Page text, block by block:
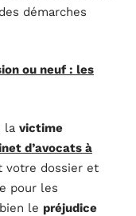
démarches
ou neuf : les
la victime
d’avocats à
votre dossier et
pour les
le préjudice